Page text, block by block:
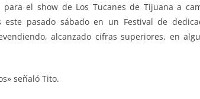
el show de Los Tucanes de Tijuana a
pasado sábado en un Festival de
alcanzado cifras superiores, en
señaló Tito.